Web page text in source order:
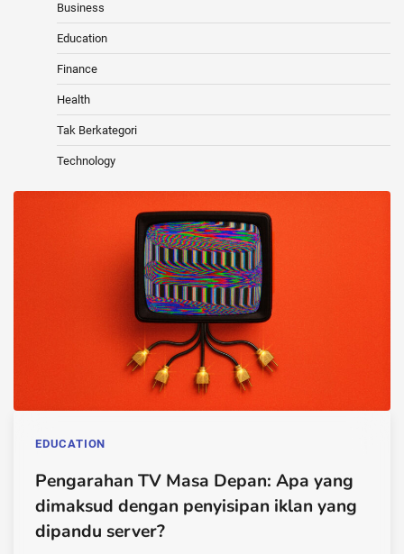
Business
Education
Finance
Health
Tak Berkategori
Technology
EDUCATION
Pengarahan TV Masa Depan: Apa yang
dimaksud dengan penyisipan iklan yang
dipandu server?